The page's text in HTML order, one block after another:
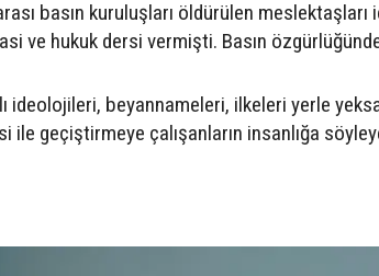
basın kuruluşları öldürülen
ve hukuk dersi vermişti. Basın
ideolojileri, beyannameleri, ilkeleri yerle
ile geçiştirmeye çalışanların insanlığa